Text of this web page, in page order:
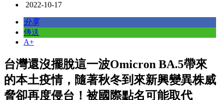
2022-10-17
分享
傳送
A+
台灣還沒擺脫這一波Omicron BA.5帶來
的本土疫情，隨著秋冬到來新興變異株威
脅卻再度侵台！被國際點名可能取代